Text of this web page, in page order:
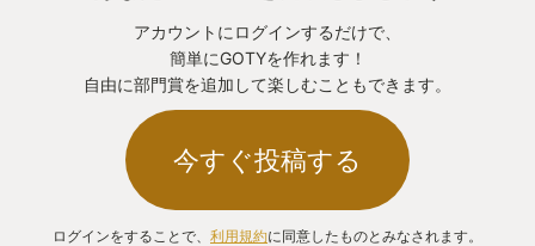
アカウントにログインするだけで、
簡単にGOTYを作れます！
自由に部門賞を追加して楽しむこともできます。
今すぐ投稿する
ログインをすることで、 利用規約に同意したものとみなされます。